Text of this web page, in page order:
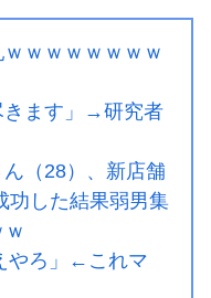
ｗｗｗｗｗｗｗ
きます」→研究者
（28）、新店舗
功した結果弱男集
やろ」←これマ